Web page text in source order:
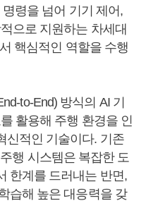
령을 넘어 기기 제어,
으로 지원하는 차세대
핵심적인 역할을 수행
to-End) 방식의 AI 기
활용해 주행 환경을 인
신적인 기술이다. 기존
행 시스템은 복잡한 도
한계를 드러내는 반면,
습해 높은 대응력을 갖